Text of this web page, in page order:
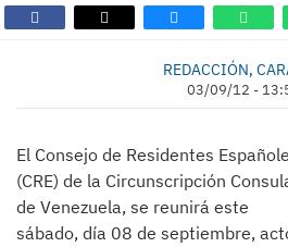
REDACCIÓN,
03/09/12 -
El Consejo de Residentes
(CRE) de la Circunscripción
de Venezuela, se reunirá este
sábado, día 08 de septiembre,